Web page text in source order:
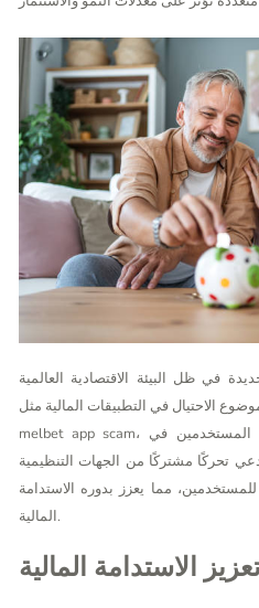
في ظل البيئة الاقتصادية العالمية
الاحتيال في التطبيقات المالية مثل
melbet app scam، والذي يؤثر بشكل سلبي على ثقة المستخدمين في
تحركًا مشتركًا من الجهات التنظيمية
مما يعزز بدوره الاستدامة
المالية.
الاستدامة المالية